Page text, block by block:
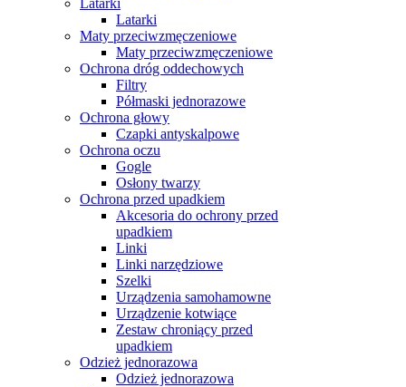
Latarki
Maty przeciwzmęczeniowe
Maty przeciwzmęczeniowe
Ochrona dróg oddechowych
Filtry
Półmaski jednorazowe
Ochrona głowy
Czapki antyskalpowe
Ochrona oczu
Gogle
Osłony twarzy
Ochrona przed upadkiem
Akcesoria do ochrony przed
upadkiem
Linki
Linki narzędziowe
Szelki
Urządzenia samohamowne
Urządzenie kotwiące
Zestaw chroniący przed
upadkiem
Odzież jednorazowa
Odzież jednorazowa